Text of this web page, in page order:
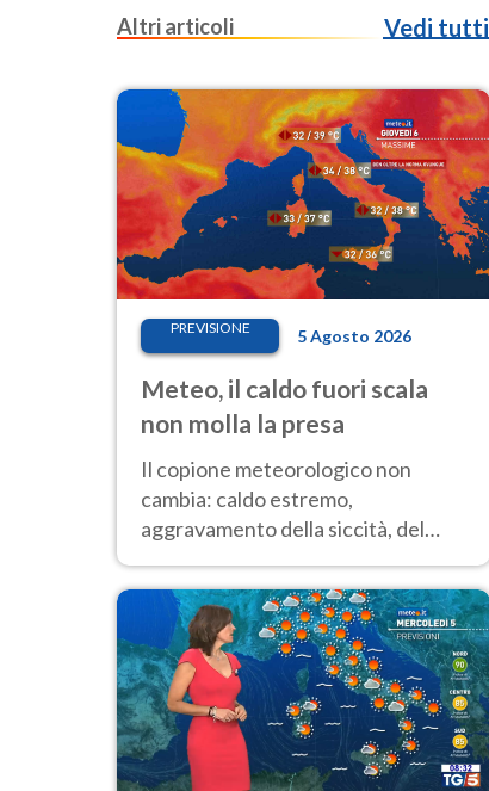
Altri articoli
Vedi tutti
PREVISIONE 5 Agosto 2026
Meteo, il caldo fuori scala
non molla la presa
Il copione meteorologico non
cambia: caldo estremo,
aggravamento della siccità, del
calore. Nessun cambiamento fino
Ferragosto